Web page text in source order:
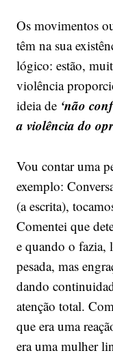
Os movimentos
têm na sua
lógico: estão,
violência
ideia de ‘não
a violência do
Vou contar uma
exemplo:
(a escrita),
Comentei que
e quando o fazia,
pesada, mas
dando
atenção total.
que era uma
era uma mulher